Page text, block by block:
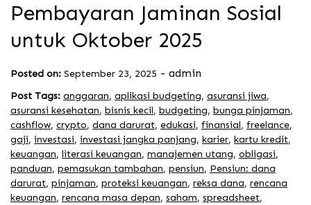
Pembayaran Jaminan Sosial
untuk Oktober 2025
Posted on: September 23, 2025 - admin
Post Tags: anggaran, aplikasi budgeting, asuransi jiwa,
asuransi kesehatan, bisnis kecil, budgeting, bunga pinjaman,
cashflow, crypto, dana darurat, edukasi, finansial, freelance,
gaji, investasi, investasi jangka panjang, karier, kartu kredit,
keuangan, literasi keuangan, manajemen utang, obligasi,
panduan, pemasukan tambahan, pensiun, Pensiun: dana
darurat, pinjaman, proteksi keuangan, reksa dana, rencana
keuangan, rencana masa depan, saham, spreadsheet,